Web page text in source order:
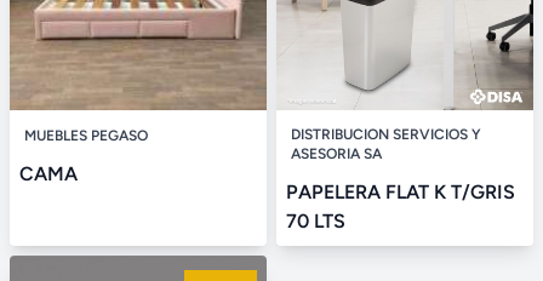
MUEBLES PEGASO
CAMA
DISTRIBUCION SERVICIOS Y
ASESORIA SA
PAPELERA FLAT K T/GRIS
70 LTS